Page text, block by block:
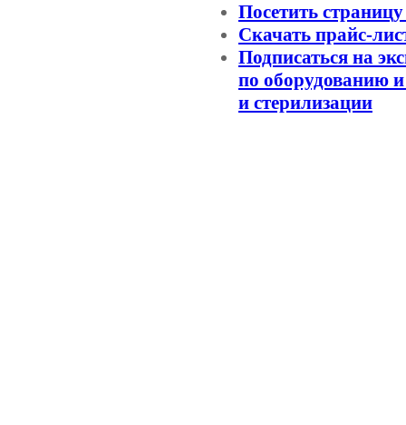
Посетить
Скачать прайс-
Подписаться на
по оборудованию
и стерилизации